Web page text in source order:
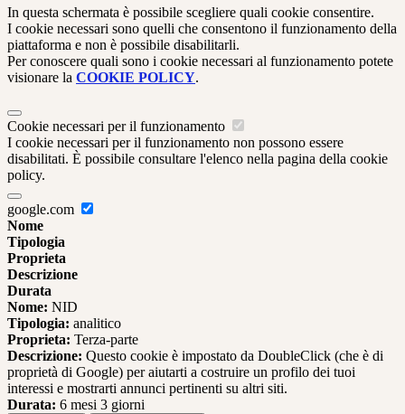
In questa schermata è possibile scegliere quali cookie consentire.
I cookie necessari sono quelli che consentono il funzionamento della
piattaforma e non è possibile disabilitarli.
Per conoscere quali sono i cookie necessari al funzionamento potete
visionare la COOKIE POLICY.
Cookie necessari per il funzionamento
I cookie necessari per il funzionamento non possono essere
disabilitati. È possibile consultare l'elenco nella pagina della cookie
policy.
google.com
Nome
Tipologia
Proprieta
Descrizione
Durata
Nome: NID
Tipologia: analitico
Proprieta: Terza-parte
Descrizione: Questo cookie è impostato da DoubleClick (che è di
proprietà di Google) per aiutarti a costruire un profilo dei tuoi
interessi e mostrarti annunci pertinenti su altri siti.
Durata: 6 mesi 3 giorni